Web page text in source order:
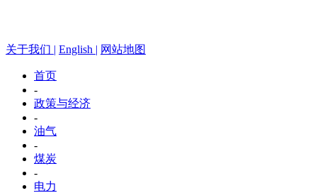
关于我们 | English | 网站地图
首页
-
政策与经济
-
油气
-
煤炭
-
电力